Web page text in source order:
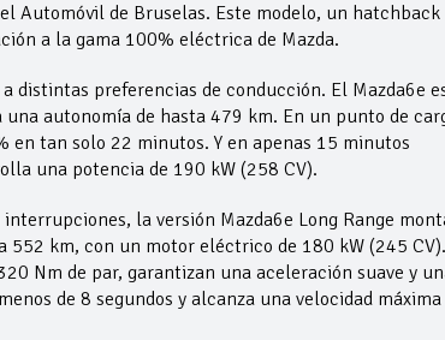
Automóvil de Bruselas. Este modelo, un hatchback
a la gama 100% eléctrica de Mazda.
distintas preferencias de conducción. El Mazda6e
autonomía de hasta 479 km. En un punto de
tan solo 22 minutos. Y en apenas 15 minutos
una potencia de 190 kW (258 CV).
la versión Mazda6e Long Range
552 km, con un motor eléctrico de 180 kW (245 CV).
Nm de par, garantizan una aceleración suave y
de 8 segundos y alcanza una velocidad máxima